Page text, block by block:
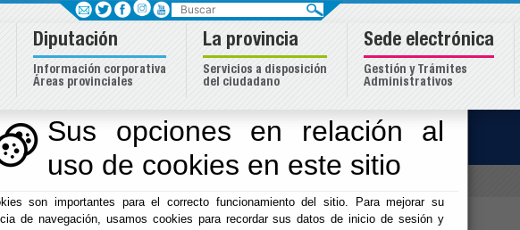
Sus opciones en relación al
uso de cookies en este sitio
son importantes para el correcto funcionamiento del sitio. Para mejorar su
de navegación, usamos cookies para recordar sus datos de inicio de sesión y
Inicio - Iniciativas Europeas - Noticias - BECAS
AAUW American Association of University Women
Buscar
Diputación
Información corporativa
Áreas provinciales
La provincia
Servicios a disposición
del ciudadano
Sede electrónica
Gestión y Trámites
Administrativos